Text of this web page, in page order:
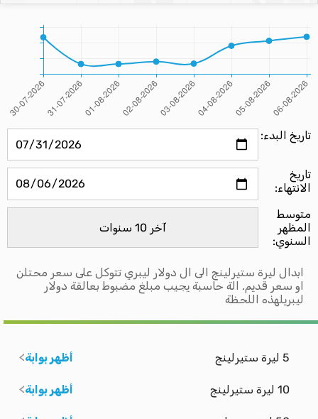
تاريخ البدء:
تاريخ
الانتهاء:
متوسط ​​
المظهر
السنوي:
ابدال ليرة ستيرلينج الى ال دولار ليبري تتوكل على سعر محتلن
او سعر قديم. الة حاسبة يجيب مبلغ مضبوط بعالقة دولار
ليبريلهذه اللحظة
5 ليرة ستيرلينج أظهر بوابة
10 ليرة ستيرلينج أظهر بوابة